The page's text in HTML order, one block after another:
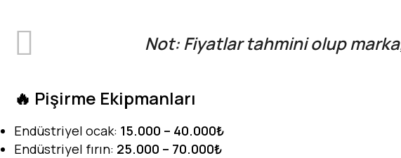
Not: Fiyatlar tahmini olup
🔥 Pişirme Ekipmanları
Endüstriyel ocak: 15.000 – 40.000₺
Endüstriyel fırın: 25.000 – 70.000₺